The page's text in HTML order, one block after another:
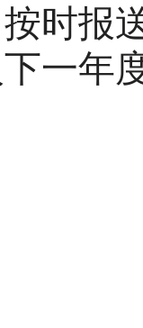
时报
一年